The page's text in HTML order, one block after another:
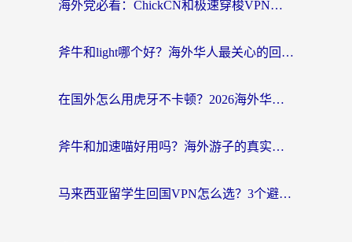
海外党必看：ChickCN和极速穿梭VPN好用吗？3招教你选对回国加速器无缝刷国内资源
斧牛和light哪个好？海外华人最关心的回国加速器选择难题，一篇讲透
在国外怎么用虎牙不卡顿？2026海外华人亲测有效的回国加速器选择指南
斧牛和加速喵好用吗？海外游子的真实选择困境
马来西亚留学生回国VPN怎么选？3个避坑点+1款实测好用的加速器推荐